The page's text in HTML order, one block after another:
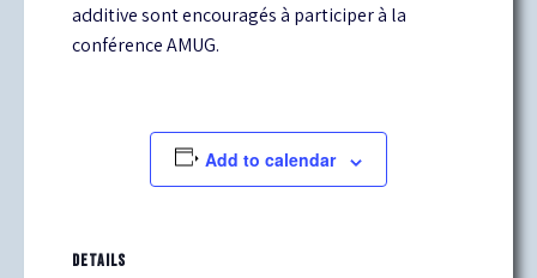
additive sont encouragés à participer à la
conférence AMUG.
Add to calendar
DETAILS